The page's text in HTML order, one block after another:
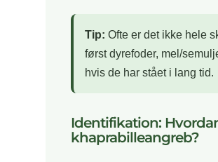
Tip: Ofte er det ikke hele
først dyrefoder, mel/
hvis de har stået i lang tid.
Identifikation:
khaprabilleangreb?